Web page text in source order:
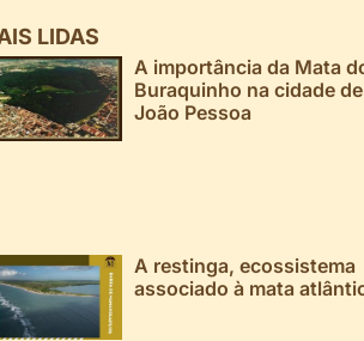
LIDAS
A importância da Mata
Buraquinho na cidade de
João Pessoa
A restinga, ecossistema
associado à mata